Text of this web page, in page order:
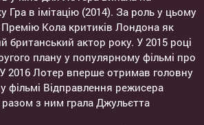
Гра в імітацію (2014). За роль у цьому
Премію Кола критиків Лондона як
актор року. У 2015 році
плану у популярному фільмі про
2016 Лотер вперше отримав головну
фільмі Відправлення режисера
з ним грала Джульєтта